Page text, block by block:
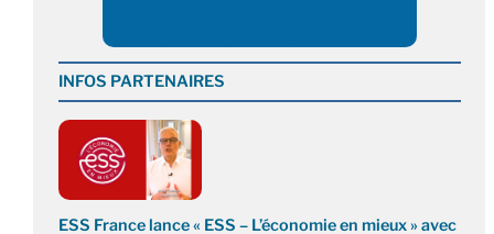
INFOS PARTENAIRES
ESS France lance « ESS – L’économie en mieux » avec